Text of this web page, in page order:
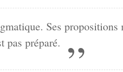
Ses
pas préparé.